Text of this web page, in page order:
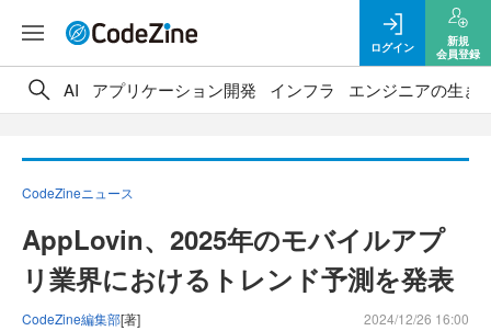
ログイン
新規
会員登録
AI アプリケーション開発 インフラ エンジニアの生き
CodeZineニュース
AppLovin、2025年のモバイルアプ
リ業界におけるトレンド予測を発表
CodeZine編集部[著] 2024/12/26 16:00